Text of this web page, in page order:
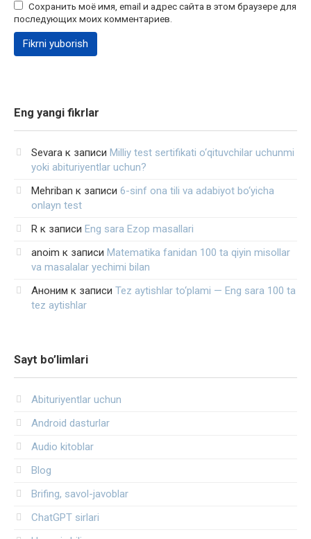
Сохранить моё имя, email и адрес сайта в этом браузере для
последующих моих комментариев.
Eng yangi fikrlar
Sevara к записи Milliy test sertifikati o‘qituvchilar uchunmi
yoki abituriyentlar uchun?
Mehriban к записи 6-sinf ona tili va adabiyot bo‘yicha
onlayn test
R к записи Eng sara Ezop masallari
anoim к записи Matematika fanidan 100 ta qiyin misollar
va masalalar yechimi bilan
Аноним к записи Tez aytishlar to‘plami — Eng sara 100 ta
tez aytishlar
Sayt bo’limlari
Abituriyentlar uchun
Android dasturlar
Audio kitoblar
Blog
Brifing, savol-javoblar
ChatGPT sirlari